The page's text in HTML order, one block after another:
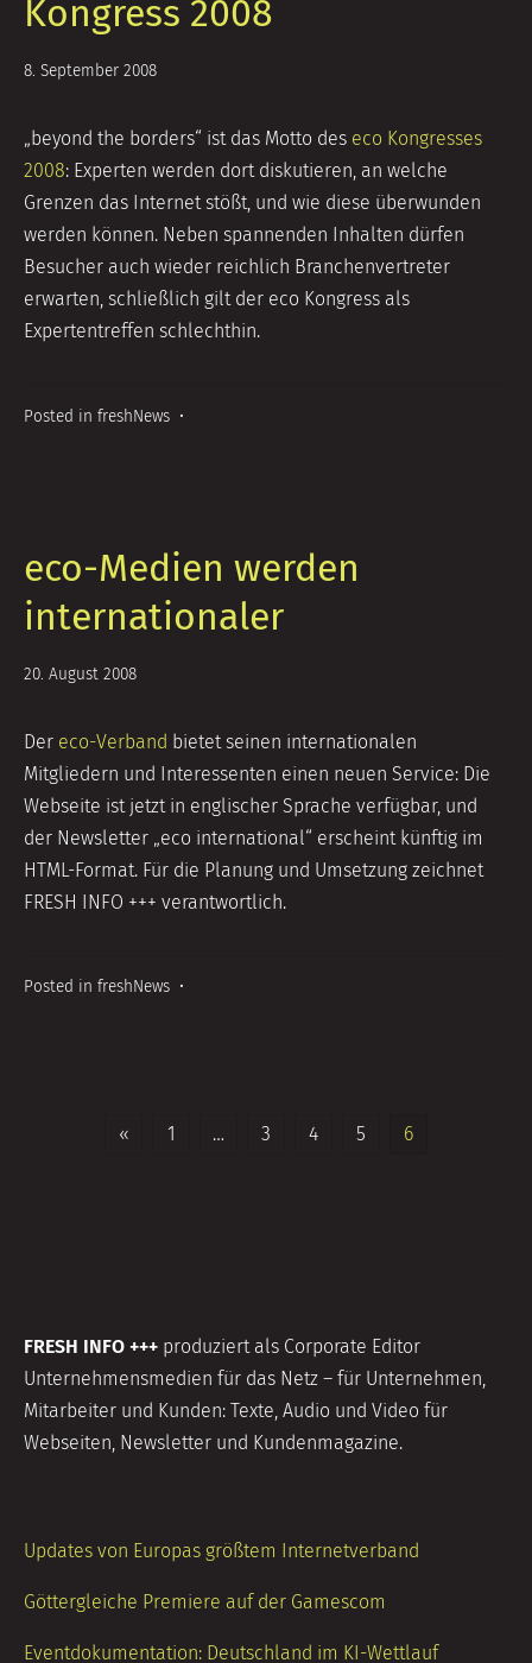
Kongress 2008
8. September 20085.
„beyond the borders“ ist das Motto des eco Kongresses
2008: Experten werden dort diskutieren, an welche
Grenzen das Internet stößt, und wie diese überwunden
werden können. Neben spannenden Inhalten dürfen
Besucher auch wieder reichlich Branchenvertreter
erwarten, schließlich gilt der eco Kongress als
Expertentreffen schlechthin.
Posted in freshNews •
eco-Medien werden
internationaler
20. August 20085.
Der eco-Verband bietet seinen internationalen
Mitgliedern und Interessenten einen neuen Service: Die
Webseite ist jetzt in englischer Sprache verfügbar, und
der Newsletter „eco international“ erscheint künftig im
HTML-Format. Für die Planung und Umsetzung zeichnet
FRESH INFO +++ verantwortlich.
Posted in freshNews •
Seitennummerierung
« 1 … 3 4 5 6
FRESH INFO +++ produziert als Corporate Editor
Unternehmensmedien für das Netz – für Unternehmen,
Mitarbeiter und Kunden: Texte, Audio und Video für
Webseiten, Newsletter und Kundenmagazine.
Updates von Europas größtem Internetverband
Göttergleiche Premiere auf der Gamescom
Eventdokumentation: Deutschland im KI-Wettlauf